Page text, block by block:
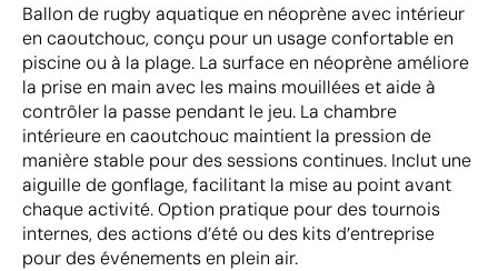
Ballon de rugby aquatique en néoprène avec intérieur
en caoutchouc, conçu pour un usage confortable en
piscine ou à la plage. La surface en néoprène améliore
la prise en main avec les mains mouillées et aide à
contrôler la passe pendant le jeu. La chambre
intérieure en caoutchouc maintient la pression de
manière stable pour des sessions continues. Inclut une
aiguille de gonflage, facilitant la mise au point avant
chaque activité. Option pratique pour des tournois
internes, des actions d’été ou des kits d’entreprise
pour des événements en plein air.